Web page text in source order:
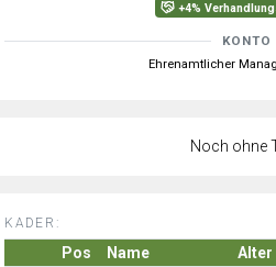
+4%
KONTO
Ehrenamtlicher
Noch ohne
KADER:
Pos Name Alter